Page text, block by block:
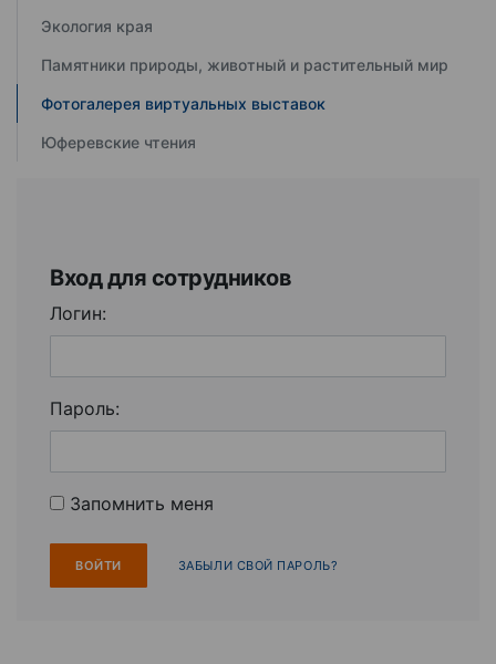
Экология края
Памятники природы, животный и растительный мир
Фотогалерея виртуальных выставок
Юферевские чтения
Вход для сотрудников
Логин:
Пароль:
Запомнить меня
ЗАБЫЛИ СВОЙ ПАРОЛЬ?